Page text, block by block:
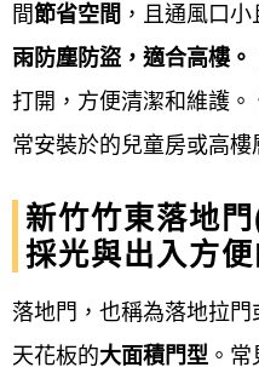
簽訂合約
到府安裝
售後保固
新竹竹東鋁門窗
間節省空間 ，且通風口
雨防塵防盜，適合高樓。
打開，方便清潔和維護。
常安裝於的兒童房或高樓
新竹竹東落地
採光與出入方
落地門，也稱為落地拉
天花板的大面積門型 。常